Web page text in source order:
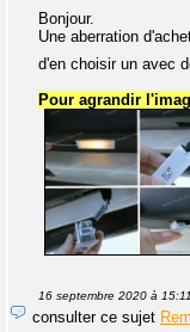
Bonjour.
Une aberration
d'en choisir un avec
Pour agrandir
16 septembre 2020 à 15:11
consulter ce sujet